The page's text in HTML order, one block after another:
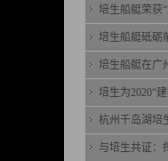
培生船艇荣获
培生船艇砥砺
培生船艇在广
培生为2020“
杭州千岛湖培
与培生共证：